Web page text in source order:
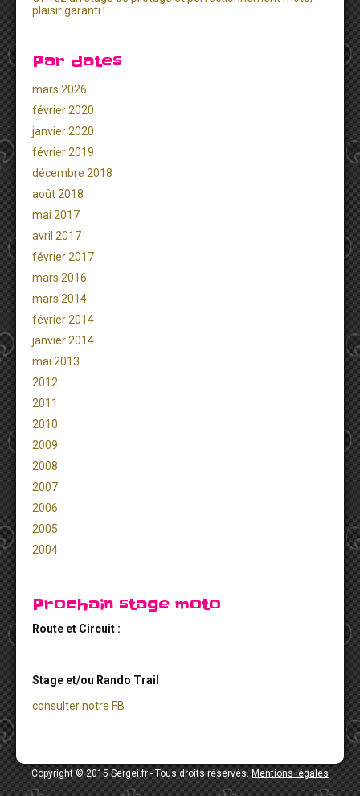
plaisir garanti !
Par dates
mars 2026
février 2020
janvier 2020
février 2019
décembre 2018
août 2018
mai 2017
avril 2017
février 2017
mars 2016
mars 2014
février 2014
janvier 2014
mai 2013
2012
2011
2010
2009
2008
2007
2006
2005
2004
Prochain stage moto
Route et Circuit :
Stage et/ou Rando Trail
consulter notre FB
Copyright © 2015 Sergei.fr - Tous droits réservés.Mentions légales